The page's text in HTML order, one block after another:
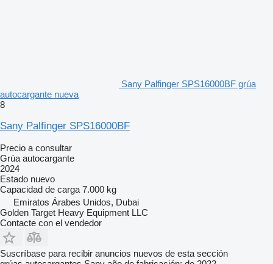
Sany Palfinger SPS16000BF grúa
autocargante nueva
8
Sany Palfinger SPS16000BF
Precio a consultar
Grúa autocargante
2024
Estado nuevo
Capacidad de carga 7.000 kg
Emiratos Árabes Unidos, Dubai
Golden Target Heavy Equipment LLC
Contacte con el vendedor
Suscríbase para recibir anuncios nuevos de esta sección